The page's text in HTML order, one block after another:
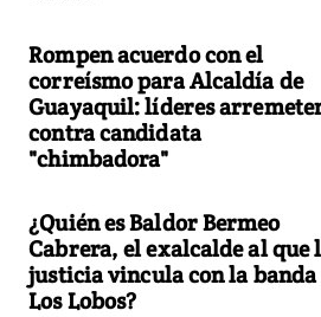
Rompen acuerdo con el
correísmo para Alcaldía de
Guayaquil: líderes
contra candidata
"chimbadora"
¿Quién es Baldor Bermeo
Cabrera, el exalcalde al que
justicia vincula con la banda
Los Lobos?